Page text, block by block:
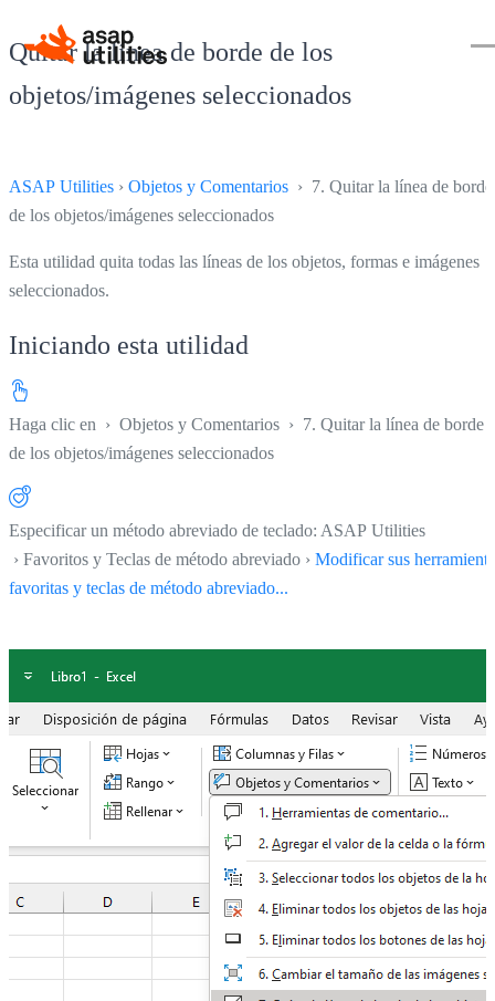
Quitar la línea de borde de los
objetos/imágenes seleccionados
ASAP Utilities › Objetos y Comentarios › 7. Quitar la línea de borde
de los objetos/imágenes seleccionados
Esta utilidad quita todas las líneas de los objetos, formas e imágenes
seleccionados.
Iniciando esta utilidad
Haga clic en › Objetos y Comentarios › 7. Quitar la línea de borde
de los objetos/imágenes seleccionados
Especificar un método abreviado de teclado: ASAP Utilities
› Favoritos y Teclas de método abreviado › Modificar sus
favoritas y teclas de método abreviado...